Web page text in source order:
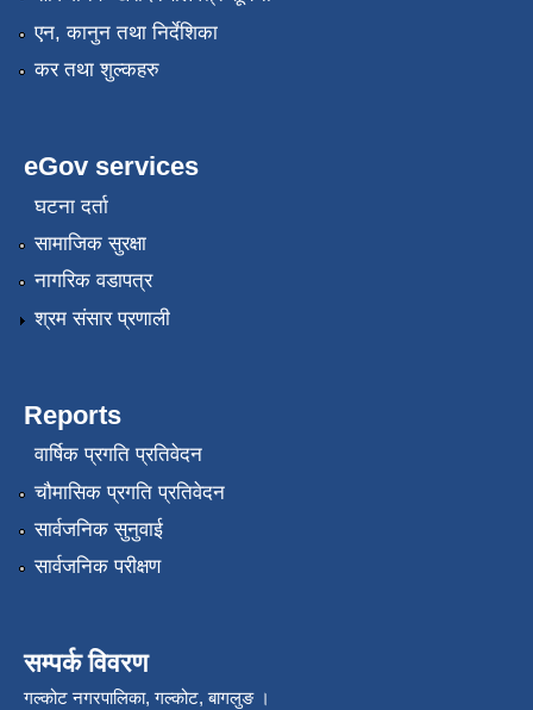
एन, कानुन तथा निर्देशिका
कर तथा शुल्कहरु
eGov services
घटना दर्ता
सामाजिक सुरक्षा
नागरिक वडापत्र
श्रम संसार प्रणाली
Reports
वार्षिक प्रगति प्रतिवेदन
चौमासिक प्रगति प्रतिवेदन
सार्वजनिक सुनुवाई
सार्वजनिक परीक्षण
सम्पर्क विवरण
गल्कोट नगरपालिका, गल्कोट, बागलुङ ।